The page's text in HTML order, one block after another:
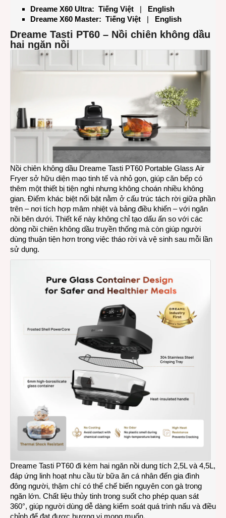
Dreame X60 Ultra: Tiếng Việt |
English
Dreame X60 Master: Tiếng Việt | English
Dreame Tasti PT60 – Nồi chiên không dầu
hai ngăn nồi
Nồi chiên không dầu Dreame Tasti PT60 Portable Glass Air
Fryer sở hữu diện mạo tinh tế và nhỏ gọn, giúp căn bếp có
thêm một thiết bị tiện nghi nhưng không choán nhiều không
gian. Điểm khác biệt nổi bật nằm ở cấu trúc tách rời giữa phần
trên – nơi tích hợp mâm nhiệt và bảng điều khiển – với ngăn
nồi bên dưới. Thiết kế này không chỉ tạo dấu ấn so với các
dòng nồi chiên không dầu truyền thống mà còn giúp người
dùng thuận tiện hơn trong việc tháo rời và vệ sinh sau mỗi lần
sử dụng.
Dreame Tasti PT60 đi kèm hai ngăn nồi dung tích 2,5L và 4,5L,
đáp ứng linh hoạt nhu cầu từ bữa ăn cá nhân đến gia đình
đông người, thậm chí có thể chế biến nguyên con gà trong
ngăn lớn. Chất liệu thủy tinh trong suốt cho phép quan sát
360°, giúp người dùng dễ dàng kiểm soát quá trình nấu và điều
chỉnh để đạt được hương vị mong muốn.